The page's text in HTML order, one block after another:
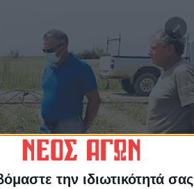
την ιδιωτικότητά σας